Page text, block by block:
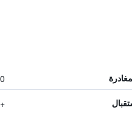
+49 30 666 4440